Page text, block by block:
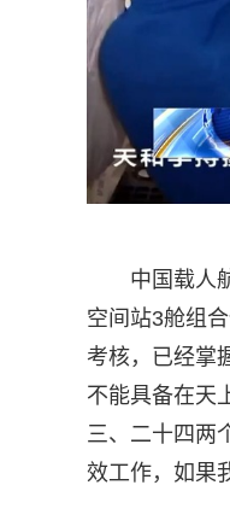
中国载人
空间站3舱组
考核，已经掌
不能具备在天
三、二十四两
效工作，如果